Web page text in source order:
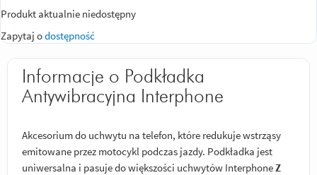
Produkt aktualnie niedostępny
Zapytaj odostępność
Informacje o Podkładka
Antywibracyjna Interphone
Akcesorium do uchwytu na telefon, które redukuje wstrząsy
emitowane przez motocykl podczas jazdy. Podkładka jest
uniwersalna i pasuje do większości uchwytów Interphone Z